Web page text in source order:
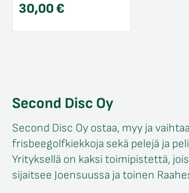
30,00€
Second Disc Oy
Second Disc Oy ostaa, myy ja
frisbeegolfkiekkoja sekä pelejä ja
Yrityksellä on kaksi toimipistettä,
sijaitsee Joensuussa ja toinen